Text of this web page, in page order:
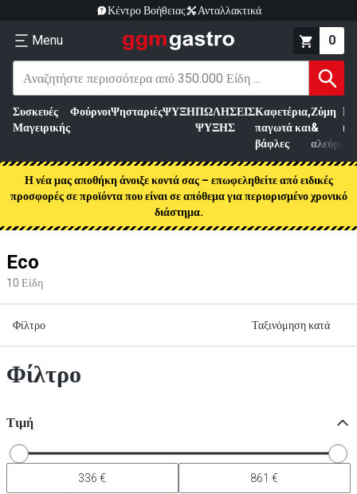
Κέντρο Βοήθειας Ανταλλακτικά
Menu 0
Συσκευές
Μαγειρικής
ΦούρνοιΨησταριέςΨΥΞΗΠΩΛΗΣΕΙΣ
ΨΥΞΗΣ
Καφετέρια,
παγωτά και
βάφλες
Ζύμη
&
αλεύρι
Η νέα μας αποθήκη άνοιξε κοντά σας – επωφεληθείτε από ειδικές
προσφορές σε προϊόντα που είναι σε απόθεμα για περιορισμένο χρονικό
διάστημα.
Eco
10 Είδη
Φίλτρο Ταξινόμηση κατά
Φίλτρο
Τιμή